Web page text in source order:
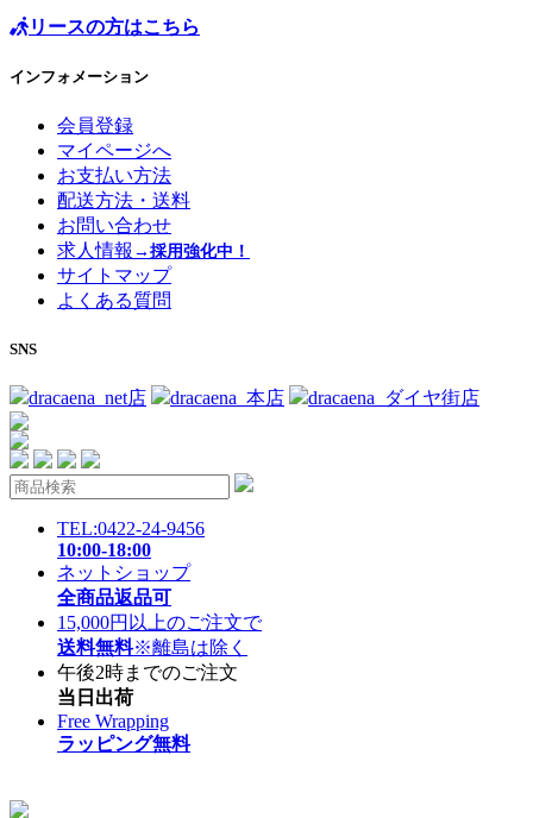
リースの方はこちら
インフォメーション
会員登録
マイページへ
お支払い方法
配送方法・送料
お問い合わせ
求人情報 →採用強化中！
サイトマップ
よくある質問
SNS
dracaena_net店 dracaena_本店 dracaena_ダイヤ街店
TEL:0422-24-9456
10:00-18:00
ネットショップ
全商品返品可
15,000円以上のご注文で
送料無料※離島は除く
午後2時までのご注文
当日出荷
Free Wrapping
ラッピング無料